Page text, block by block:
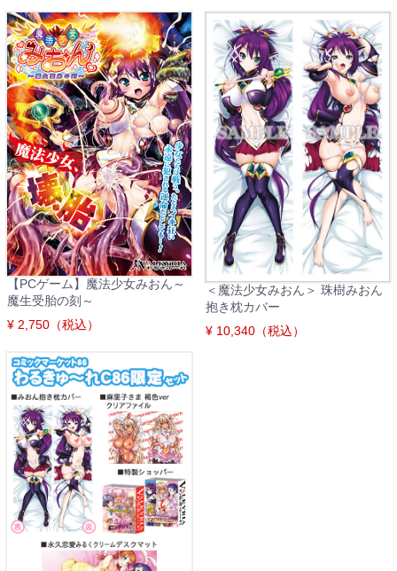
【PCゲーム】魔法少女みおん～
魔生受胎の刻～
¥ 2,750（税込）
＜魔法少女みおん＞ 珠樹みおん
抱き枕カバー
¥ 10,340（税込）